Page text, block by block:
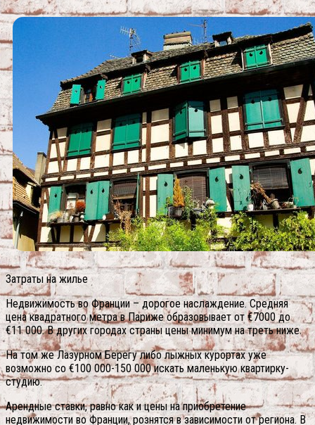
Затраты на жилье
Недвижимость во Франции – дорогое наслаждение. Средняя
цена квадратного метра в Париже образовывает от €7000 до
€11 000. В других городах страны цены минимум на треть ниже.
На том же Лазурном Берегу либо лыжных курортах уже
возможно со €100 000-150 000 искать маленькую квартирку-
студию.
Арендные ставки, равно как и цены на приобретение
недвижимости во Франции, рознятся в зависимости от региона. В